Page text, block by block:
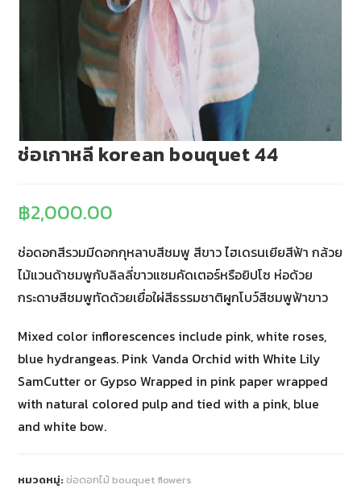
ช่อเกาหลี korean bouquet 44
฿2,000.00
ช่อดอกสีรวมมีดอกกุหลาบสีชมพู สีขาว ไฮเดรนเยียสีฟ้า กล้วย
ไม้แวนด้าชมพูกับลิลลี่ขาวแซมคัดเตอร์หรือยิปโซ ห่อด้วย
กระดาษสีชมพูทัดด้วยเยื่อใผ่สีธรรมชาติผูกโบว์สีชมพูฟ้าขาว
Mixed color inflorescences include pink, white roses,
blue hydrangeas. Pink Vanda Orchid with White Lily
SamCutter or Gypso Wrapped in pink paper wrapped
with natural colored pulp and tied with a pink, blue
and white bow.
หมวดหมู่:ช่อดอกไม้ bouquet flowers